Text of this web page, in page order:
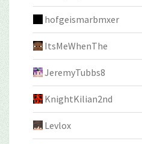
hofgeismarbmxer
ItsMeWhenThe
JeremyTubbs8
KnightKilian2nd
Levlox